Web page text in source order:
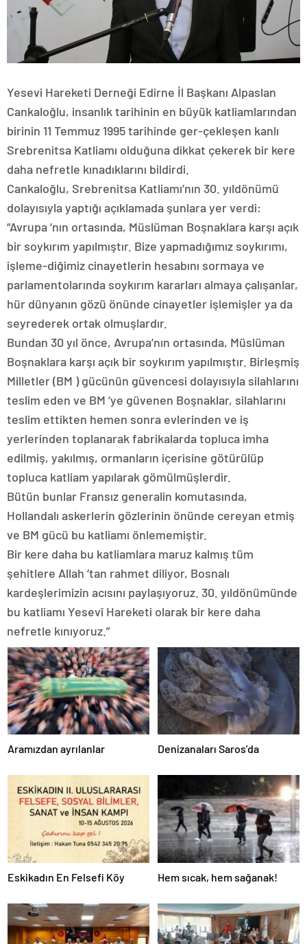
Yesevi Hareketi Derneği Edirne İl Başkanı Alpaslan
Cankaloğlu, insanlık tarihinin en büyük katliamlarından
birinin 11 Temmuz 1995 tarihinde ger-çekleşen kanlı
Srebrenitsa Katliamı olduğuna dikkat çekerek bir kere
daha nefretle kınadıklarını bildirdi.
Cankaloğlu, Srebrenitsa Katliamı’nın 30. yıldönümü
dolayısıyla yaptığı açıklamada şunlara yer verdi:
“Avrupa ‘nın ortasında, Müslüman Boşnaklara karşı açık
bir soykırım yapılmıştır. Bize yapmadığımız soykırımı,
işleme-diğimiz cinayetlerin hesabını sormaya ve
parlamentolarında soykırım kararları almaya çalışanlar,
hür dünyanın gözü önünde cinayetler işlemişler ya da
seyrederek ortak olmuşlardır.
Bundan 30 yıl önce, Avrupa’nın ortasında, Müslüman
Boşnaklara karşı açık bir soykırım yapılmıştır. Birleşmiş
Milletler (BM ) gücünün güvencesi dolayısıyla silahlarını
teslim eden ve BM ‘ye güvenen Boşnaklar, silahlarını
teslim ettikten hemen sonra evlerinden ve iş
yerlerinden toplanarak fabrikalarda topluca imha
edilmiş, yakılmış, ormanların içerisine götürülüp
topluca katliam yapılarak gömülmüşlerdir.
Bütün bunlar Fransız generalin komutasında,
Hollandalı askerlerin gözlerinin önünde cereyan etmiş
ve BM gücü bu katliamı önlememiştir.
Bir kere daha bu katliamlara maruz kalmış tüm
şehitlere Allah ‘tan rahmet diliyor, Bosnalı
kardeşlerimizin acısını paylaşıyoruz. 30. yıldönümünde
bu katliamı Yesevî Hareketi olarak bir kere daha
nefretle kınıyoruz.”
Aramızdan ayrılanlar Denizanaları Saros’da
Eskikadın En Felsefi Köy Hem sıcak, hem sağanak!